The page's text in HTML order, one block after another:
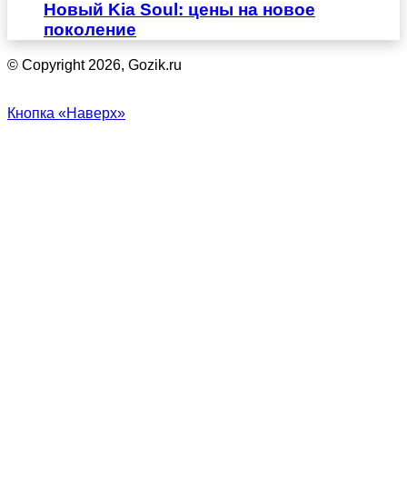
Новый Kia Soul: цены на новое
поколение
© Copyright 2026, Gozik.ru
Кнопка «Наверх»